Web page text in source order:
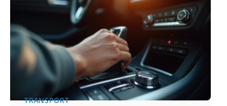
TRANSPORT